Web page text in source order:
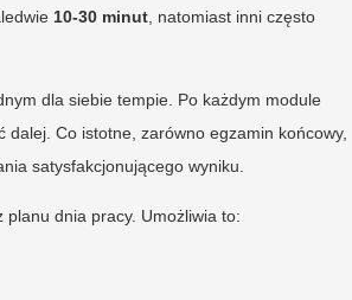
10-30 minut , natomiast inni często
dla siebie tempie. Po każdym module
Co istotne, zarówno egzamin końcowy,
satysfakcjonującego wyniku.
planu dnia pracy. Umożliwia to: